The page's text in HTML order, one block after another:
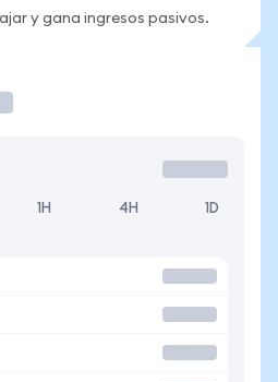
y gana ingresos pasivos.
1H 4H 1D